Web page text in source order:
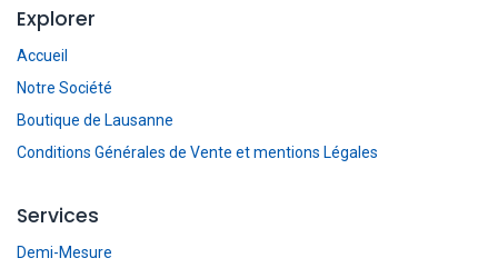
Explorer
Accueil
Notre Société
Boutique de Lausanne
Conditions Générales de Vente et mentions Légales
Services
Demi-Mesure